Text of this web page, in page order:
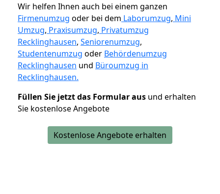
Wir helfen Ihnen auch bei einem ganzen
Firmenumzug oder bei dem Laborumzug, Mini
Umzug, Praxisumzug, Privatumzug
Recklinghausen, Seniorenumzug,
Studentenumzug oder Behördenumzug
Recklinghausen und Büroumzug in
Recklinghausen.
Füllen Sie jetzt das Formular aus und erhalten
Sie kostenlose Angebote
Kostenlose Angebote erhalten